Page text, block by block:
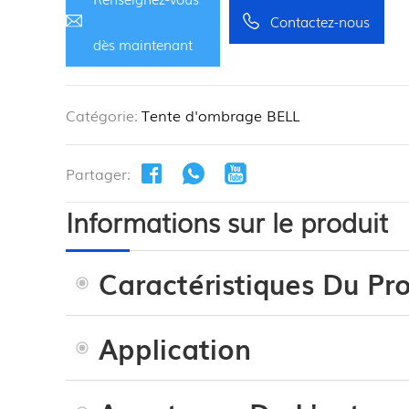
dès maintenant
Contactez-nous
Catégorie: Tente d'ombrage BELL
Partager:
Informations sur le produit
Caractéristiques Du
Application